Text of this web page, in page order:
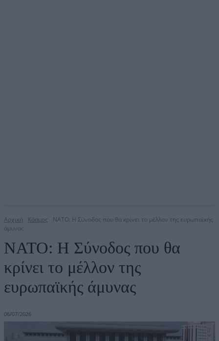
Αρχική Κόσμος
ΝΑΤΟ: Η Σύνοδος που θα κρίνει το μέλλον της ευρωπαϊκής
άμυνας
ΝΑΤΟ: Η Σύνοδος που θα
κρίνει το μέλλον της
ευρωπαϊκής άμυνας
06/07/2026